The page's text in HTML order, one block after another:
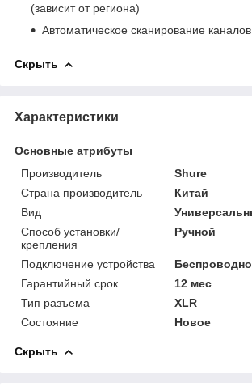
(зависит от региона)
Автоматическое сканирование каналов
Скрыть
Характеристики
Основные атрибуты
Производитель
Shure
Страна производитель
Китай
Вид
Способ установки/
крепления
Ручной
Подключение устройства
Гарантийный срок
12 мес
Тип разъема
XLR
Состояние
Новое
Скрыть